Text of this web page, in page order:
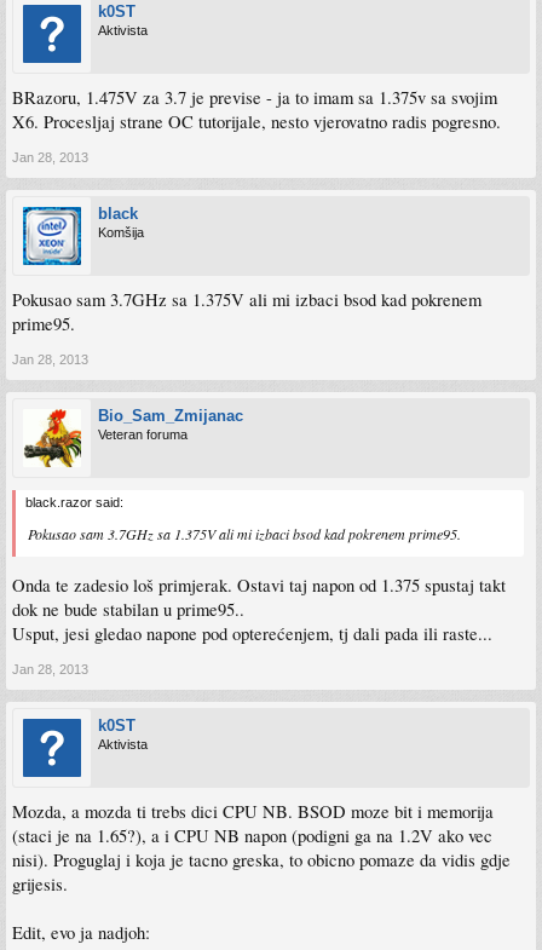
k0ST
Aktivista
BRazoru, 1.475V za 3.7 je previse - ja to imam sa 1.375v sa svojim
X6. Procesljaj strane OC tutorijale, nesto vjerovatno radis pogresno.
Jan 28, 2013
black
Komšija
Pokusao sam 3.7GHz sa 1.375V ali mi izbaci bsod kad pokrenem
prime95.
Jan 28, 2013
Bio_Sam_Zmijanac
Veteran foruma
black.razor said:
Pokusao sam 3.7GHz sa 1.375V ali mi izbaci bsod kad pokrenem prime95.
Onda te zadesio loš primjerak. Ostavi taj napon od 1.375 spustaj takt
dok ne bude stabilan u prime95..
Usput, jesi gledao napone pod opterećenjem, tj dali pada ili raste...
Jan 28, 2013
k0ST
Aktivista
Mozda, a mozda ti trebs dici CPU NB. BSOD moze bit i memorija
(staci je na 1.65?), a i CPU NB napon (podigni ga na 1.2V ako vec
nisi). Proguglaj i koja je tacno greska, to obicno pomaze da vidis gdje
grijesis.
Edit, evo ja nadjoh: